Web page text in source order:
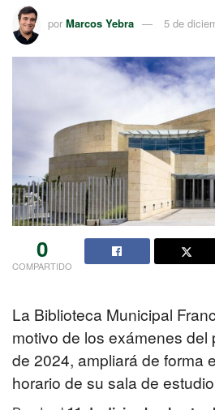
por Marcos Yebra 5 de
0
COMPARTIDO
La Biblioteca Municipal
motivo de los exámenes del
de 2024, ampliará de forma
horario de su sala de